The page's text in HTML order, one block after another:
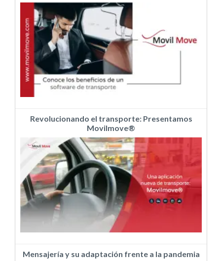
Revolucionando el transporte: Presentamos
Movilmove®
Mensajería y su adaptación frente a la pandemia